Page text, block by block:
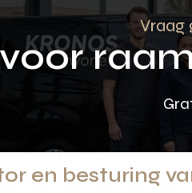
Vraag
en besturing